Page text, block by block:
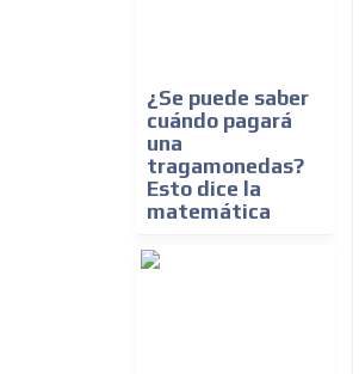
¿Se puede saber
cuándo pagará
una
tragamonedas?
Esto dice la
matemática